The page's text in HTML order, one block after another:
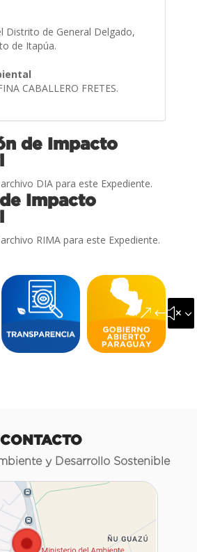
Distrito de General Delgado,
de Itapúa.
CABALLERO FRETES.
de Impacto
DIA para este Expediente.
Impacto
RIMA para este Expediente.
CONTACTO
y Desarrollo Sostenible